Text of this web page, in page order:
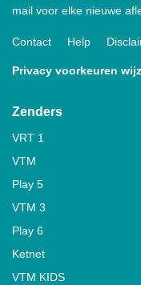
mail voor elke nieuwe
Contact Help
Privacy voorkeuren
Zenders
VRT 1
VTM
Play 5
VTM 3
Play 6
Ketnet
VTM KIDS